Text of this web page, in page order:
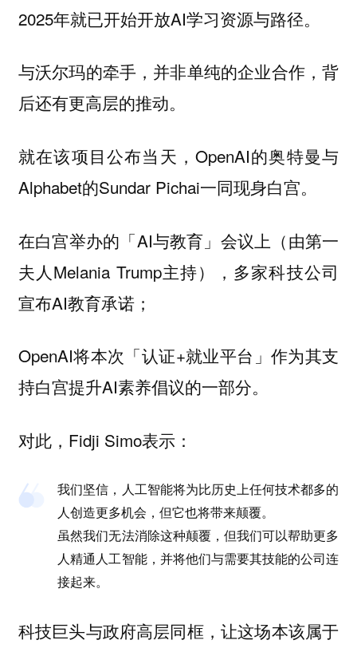
2025年就已开始开放AI学习资源与路径。
与沃尔玛的牵手，并非单纯的企业合作，背
后还有更高层的推动。
就在该项目公布当天，OpenAI的奥特曼与
Alphabet的Sundar Pichai一同现身白宫。
在白宫举办的「AI与教育」会议上（由第一
夫人Melania Trump主持），多家科技公司
宣布AI教育承诺；
OpenAI将本次「认证+就业平台」作为其支
持白宫提升AI素养倡议的一部分。
对此，Fidji Simo表示：
我们坚信，人工智能将为比历史上任何技术都多的
人创造更多机会，但它也将带来颠覆。
虽然我们无法消除这种颠覆，但我们可以帮助更多
人精通人工智能，并将他们与需要其技能的公司连
接起来。
科技巨头与政府高层同框，让这场本该属于